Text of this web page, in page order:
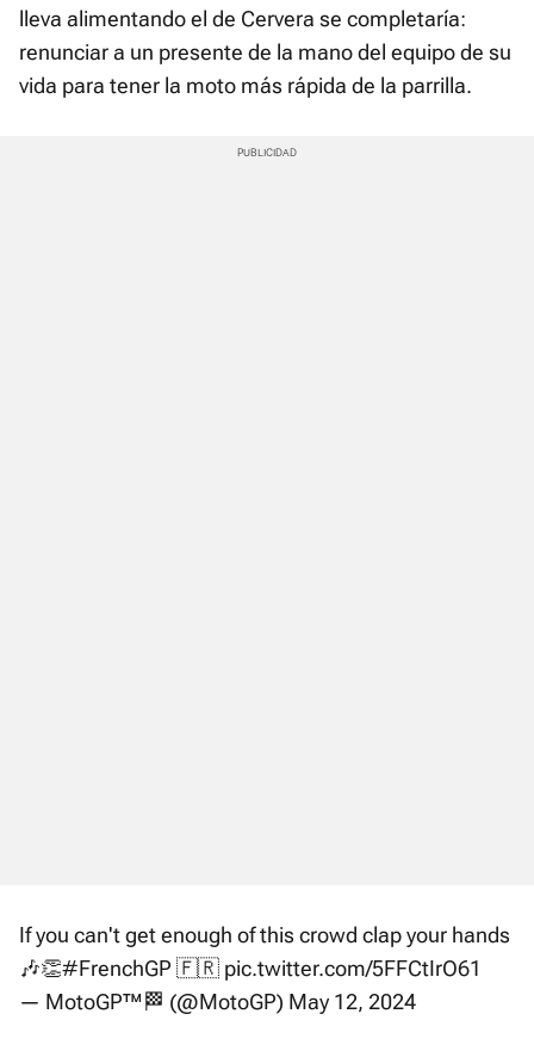
lleva alimentando el de Cervera se completaría:
renunciar a un presente de la mano del equipo de su
vida para tener la moto más rápida de la parrilla.
If you can't get enough of this crowd clap your hands
🎶👏#FrenchGP 🇫🇷 pic.twitter.com/5FFCtIrO61
— MotoGP™🏁 (@MotoGP) May 12, 2024